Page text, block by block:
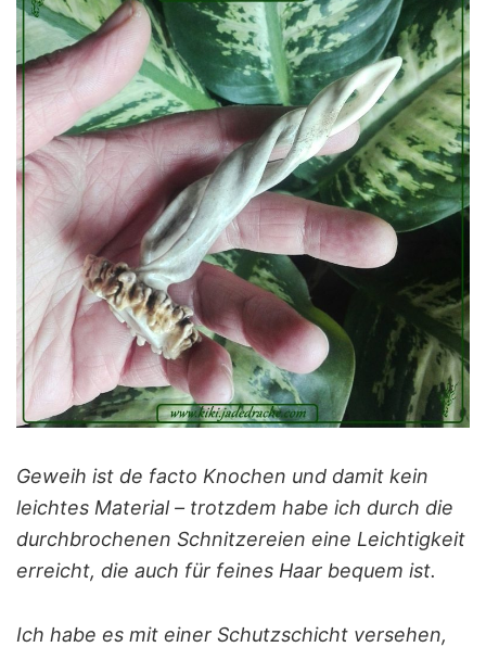
Geweih ist de facto Knochen und damit kein
leichtes Material – trotzdem habe ich durch die
durchbrochenen Schnitzereien eine Leichtigkeit
erreicht, die auch für feines Haar bequem ist.
Ich habe es mit einer Schutzschicht versehen,